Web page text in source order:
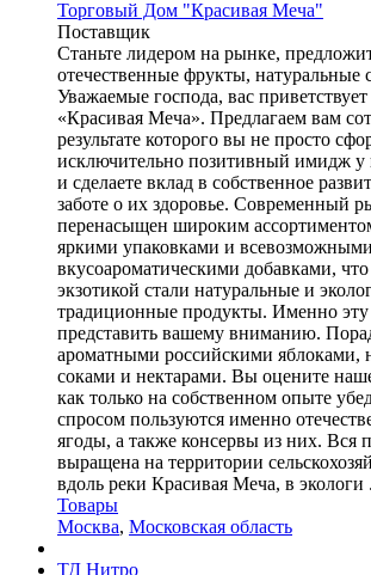
Торговый Дом "Красивая Меча"
Поставщик
Станьте лидером на рынке,
отечественные фрукты, натуральные
Уважаемые господа, вас
«Красивая Меча». Предлагаем вам
результате которого вы не просто
исключительно позитивный имидж у
и сделаете вклад в собственное
заботе о их здоровье. Современный
перенасыщен широким
яркими упаковками и всевозможными
вкусоароматическими добавками,
экзотикой стали натуральные и
традиционные продукты. Именно
представить вашему вниманию.
ароматными российскими яблоками,
соками и нектарами. Вы оцените
как только на собственном опыте
спросом пользуются именно
ягоды, а также консервы из них. Вся
выращена на территории
вдоль реки Красивая Меча, в экологи
Товары
Москва, Московская область
ТД Нитро